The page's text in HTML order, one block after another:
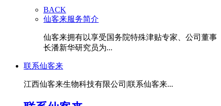
BACK
仙客来服务简介
仙客来拥有以享受国务院特殊津贴专家、公司董事
长潘新华研究员为...
联系仙客来
江西仙客来生物科技有限公司|联系仙客来...